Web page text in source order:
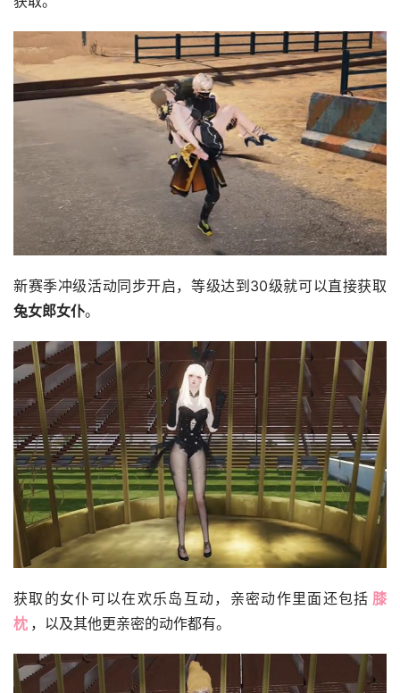
新赛季冲级活动同步开启，等级达到30级就可以直接获取
兔女郎女仆。
获取的女仆可以在欢乐岛互动，亲密动作里面还包括 膝
枕 ，以及其他更亲密的动作都有。